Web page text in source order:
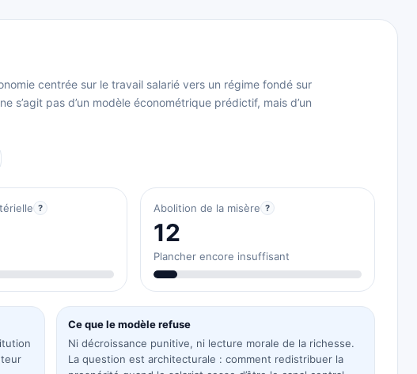
centrée sur le travail salarié vers un régime fondé sur
s’agit pas d’un modèle économétrique prédictif, mais d’un
? Abolition de la misère ?
12
Plancher encore insuffisant
Ce que le modèle refuse
Ni décroissance punitive, ni lecture morale de la richesse.
La question est architecturale : comment redistribuer la